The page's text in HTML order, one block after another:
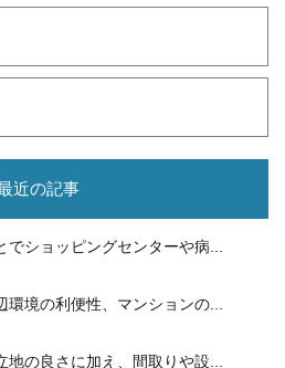
近の記事
ショッピングセンターや病...
境の利便性、マンションの...
の良さに加え、間取りや設...